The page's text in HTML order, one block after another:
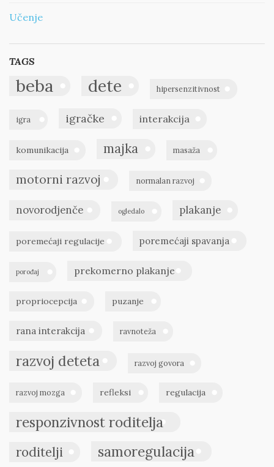
Učenje
TAGS
beba dete hipersenzitivnost
igra igračke interakcija
komunikacija majka masaža
motorni razvoj normalan razvoj
novorodjenče ogledalo plakanje
poremećaji regulacije poremećaji spavanja
porođaj prekomerno plakanje
propriocepcija puzanje
rana interakcija ravnoteža
razvoj deteta razvoj govora
razvoj mozga refleksi regulacija
responzivnost roditelja
roditelji samoregulacija